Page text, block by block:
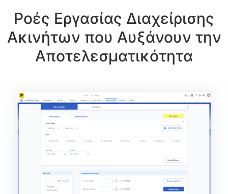
Ροές Εργασίας Διαχείρισης
Ακινήτων που Αυξάνουν την
Αποτελεσματικότητα